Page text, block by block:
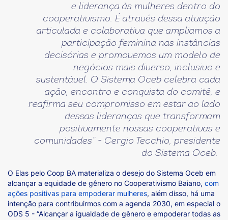
e liderança às mulheres dentro do
cooperativismo. É através dessa atuação
articulada e colaborativa que ampliamos a
participação feminina nas instâncias
decisórias e promovemos um modelo de
negócios mais diverso, inclusivo e
sustentável. O Sistema Oceb celebra cada
ação, encontro e conquista do comitê, e
reafirma seu compromisso em estar ao lado
dessas lideranças que transformam
positivamente nossas cooperativas e
comunidades” - Cergio Tecchio, presidente
do Sistema Oceb.
O Elas pelo Coop BA materializa o desejo do Sistema Oceb em
alcançar a equidade de gênero no Cooperativismo Baiano, com
ações positivas para empoderar mulheres, além disso, há uma
intenção para contribuirmos com a agenda 2030, em especial o
ODS 5 - “Alcançar a igualdade de gênero e empoderar todas as